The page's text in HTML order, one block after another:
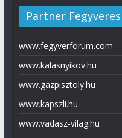
Partner
www.fegyverforum.com
www.kalasnyikov.hu
www.gazpisztoly.hu
www.kapszli.hu
www.vadasz-vilag.hu